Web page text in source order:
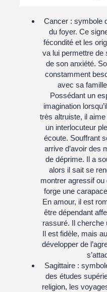
Cancer : symbole
du foyer. Ce
fécondité et les
va lui permettre de
de son anxiété.
constamment
avec sa
Possédant un
imagination
très altruiste, il
un interlocuteur
écoute. Souffrant
arrive d’avoir des
de déprime. Il a
alors il sait se
montrer agressif
forge une
En amour, il est
être dépendant
rassuré. Il cherche
Il est fidèle, mais
développer de
Sagittaire :
des études
religion, les